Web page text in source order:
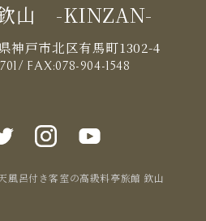
山 -KINZAN-
神戸市北区有馬町1302-4
/ FAX:078-904-1548
風呂付き客室の高級料亭旅館 欽山